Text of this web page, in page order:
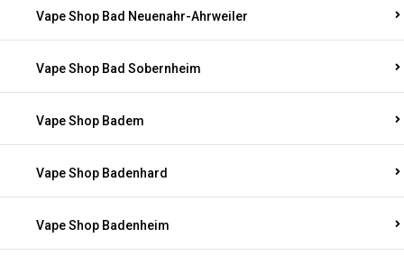
Vape Shop Bad Neuenahr-Ahrweiler
Vape Shop Bad Sobernheim
Vape Shop Badem
Vape Shop Badenhard
Vape Shop Badenheim